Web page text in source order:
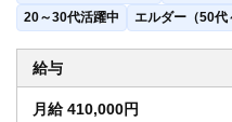
派遣の知識
企業の方へ
20～30代活躍中
エルダー（50代
給与
月給 410,000円